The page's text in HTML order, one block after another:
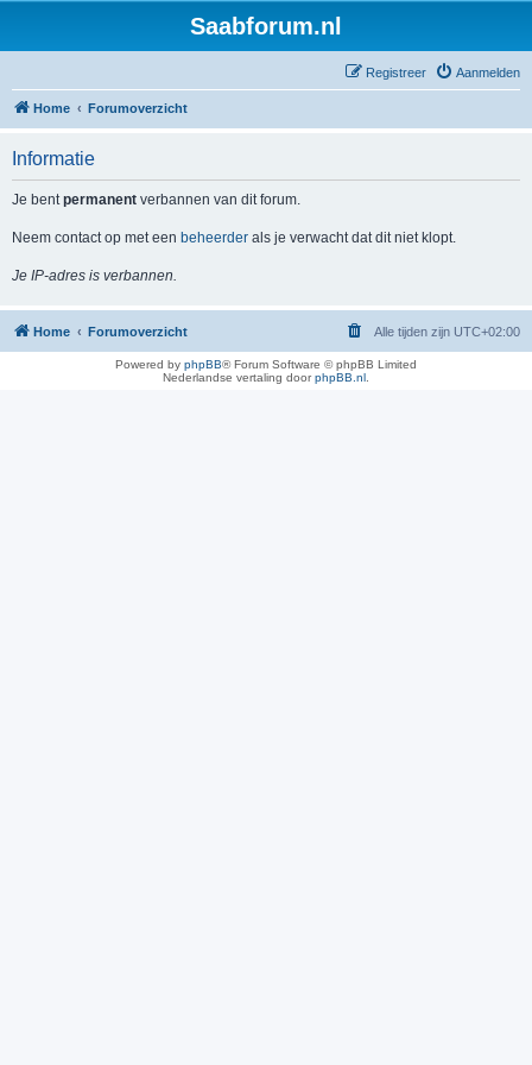
Saabforum.nl
Aanmelden
Registreer
Home Forumoverzicht
Informatie
Je bentpermanent verbannen van dit forum.
Neem contact op met een beheerder als je verwacht dat dit niet klopt.
Je IP-adres is verbannen.
Home Forumoverzicht Alle tijden zijn UTC+02:00
Powered by phpBB® Forum Software © phpBB Limited
Nederlandse vertaling doorphpBB.nl